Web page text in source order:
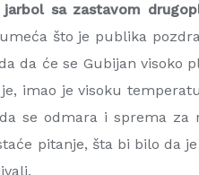
sa zastavom
što je publika
da će se Gubijan visoko
imao je visoku
se odmara i sprema za
pitanje, šta bi bilo da